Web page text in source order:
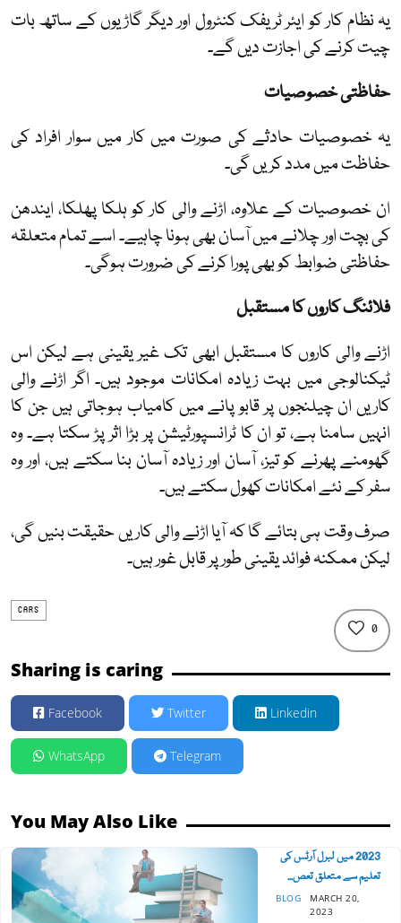
یہ نظام کار کو ایئر ٹریفک کنٹرول اور دیگر گاڑیوں کے ساتھ بات
چیت کرنے کی اجازت دیں گے۔
حفاظتی خصوصیات
یہ خصوصیات حادثے کی صورت میں کار میں سوار افراد کی
حفاظت میں مدد کریں گی۔
ان خصوصیات کے علاوہ، اڑنے والی کار کو ہلکا پھلکا، ایندھن
کی بچت اور چلانے میں آسان بھی ہونا چاہیے۔ اسے تمام متعلقہ
حفاظتی ضوابط کو بھی پورا کرنے کی ضرورت ہوگی۔
فلائنگ کاروں کا مستقبل
اڑنے والی کاروں کا مستقبل ابھی تک غیر یقینی ہے لیکن اس
ٹیکنالوجی میں بہت زیادہ امکانات موجود ہیں۔ اگر اڑنے والی
کاریں ان چیلنجوں پر قابو پانے میں کامیاب ہوجاتی ہیں جن کا
انہیں سامنا ہے، تو ان کا ٹرانسپورٹیشن پر بڑا اثر پڑ سکتا ہے۔ وہ
گھومنے پھرنے کو تیز، آسان اور زیادہ آسان بنا سکتے ہیں، اور وہ
سفر کے نئے امکانات کھول سکتے ہیں۔
صرف وقت ہی بتائے گا کہ آیا اڑنے والی کاریں حقیقت بنیں گی،
لیکن ممکنہ فوائد یقینی طور پر قابل غور ہیں۔
CARS
0
Sharing is caring
Facebook Twitter Linkedin
WhatsApp Telegram
You May Also Like
2023 میں لبرل آرٹس کی
تعلیم سے متعلق تعص...
BLOG
MARCH 20,
2023